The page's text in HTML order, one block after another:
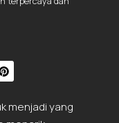
P
nmenjadi yang